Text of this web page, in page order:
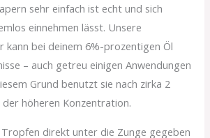
sehr einfach ist echt und sich
einnehmen lässt. Unsere
kann bei deinem 6%-prozentigen Öl
– auch getreu einigen Anwendungen
Grund benutzt sie nach zirka 2
höheren Konzentration.
Tropfen direkt unter die Zunge gegeben